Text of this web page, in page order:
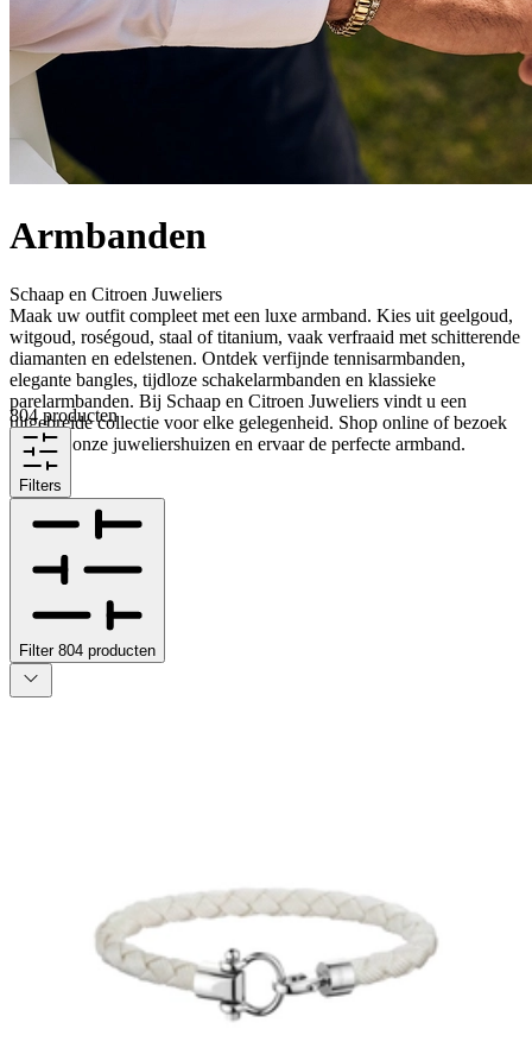
Armbanden
Schaap en Citroen Juweliers
Maak uw outfit compleet met een luxe armband. Kies uit geelgoud,
witgoud, roségoud, staal of titanium, vaak verfraaid met schitterende
diamanten en edelstenen. Ontdek verfijnde tennisarmbanden,
elegante bangles, tijdloze schakelarmbanden en klassieke
parelarmbanden. Bij Schaap en Citroen Juweliers vindt u een
uitgebreide collectie voor elke gelegenheid. Shop online of bezoek
een van onze juweliershuizen en ervaar de perfecte armband.
804 producten
Filters
Filter 804 producten